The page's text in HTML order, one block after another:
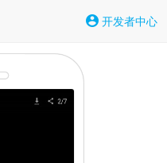
开发者中心